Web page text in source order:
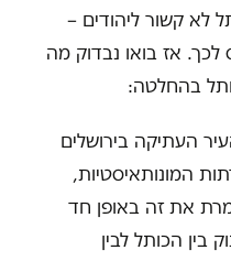
לא קשור ליהודים –
אז בואו נבדוק מה
בהחלטה:
העתיקה בירושלים
המונותאיסטיות,
את זה באופן חד
בין הכותל לבין